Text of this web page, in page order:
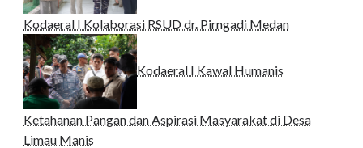
Kodaeral I Kolaborasi RSUD dr. Pirngadi Medan‎
Kodaeral I Kawal Humanis
Ketahanan Pangan dan Aspirasi Masyarakat di Desa
Limau Manis